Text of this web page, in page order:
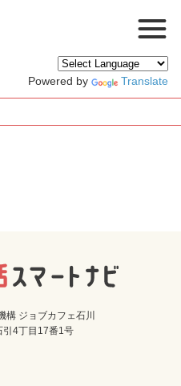
Powered by Translate
会員登録
構 ジョブカフェ石川
引4丁目17番1号